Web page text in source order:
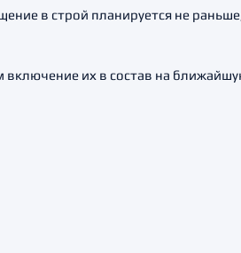
в строй планируется не
их в состав на